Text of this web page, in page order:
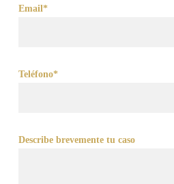
Email*
Teléfono*
Describe brevemente tu caso